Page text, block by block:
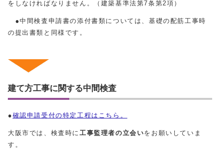
をしなければなりません。（建築基準法第7条第2項）
●中間検査申請書の添付書類については、基礎の配筋工事時
の提出書類と同様です。
建て方工事に関する中間検査
● 確認申請受付の特定工程はこちら。
大阪市では、検査時に 工事監理者の立会いをお願いしていま
す。